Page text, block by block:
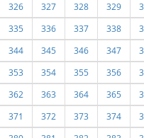
326
327 328 329
335
336 337 338
344
345 346 347
353
354 355 356
362
363 364 365
371
372 373 374